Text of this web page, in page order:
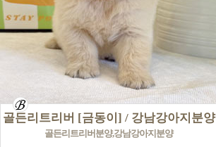
골든리트리버 [금동이] / 강남강아지분양
골든리트리버분양,강남강아지분양